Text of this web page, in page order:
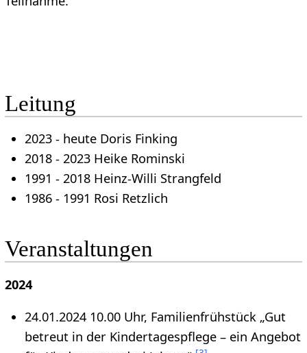
Leitung
2023 - heute Doris Finking
2018 - 2023 Heike Rominski
1991 - 2018 Heinz-Willi Strangfeld
1986 - 1991 Rosi Retzlich
Veranstaltungen
2024
24.01.2024 10.00 Uhr, Familienfrühstück „Gut
betreut in der Kindertagespflege – ein Angebot